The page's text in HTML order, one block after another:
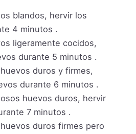
blandos, hervir los
4 minutos .
ligeramente cocidos,
durante 5 minutos .
duros y firmes,
durante 6 minutos .
huevos duros, hervir
7 minutos .
duros firmes pero